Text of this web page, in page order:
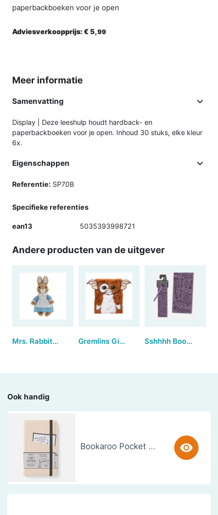
paperbackboeken voor je open
Adviesverkoopprijs:€ 5,99
Meer informatie
Samenvatting 
Display | Deze leeshulp houdt hardback- en
paperbackboeken voor je open. Inhoud 30 stuks, elke kleur
6x.
Eigenschappen 
Referentie: SP70B
Specifieke referenties
ean13 5035393998721
Andere producten van de uitgever
Mrs. Rabbit™ | Large Gremlins Gizmo Plush Journal Sshhhh Bookmarks - Quiet Please (set van 3)
Ook handig
Bookaroo Pocket Notebook (A6) - CREAM